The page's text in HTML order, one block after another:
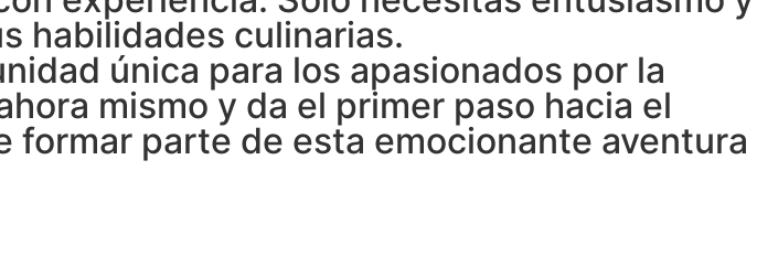
habilidades culinarias.
única para los apasionados por la
mismo y da el primer paso hacia el
formar parte de esta emocionante aventura